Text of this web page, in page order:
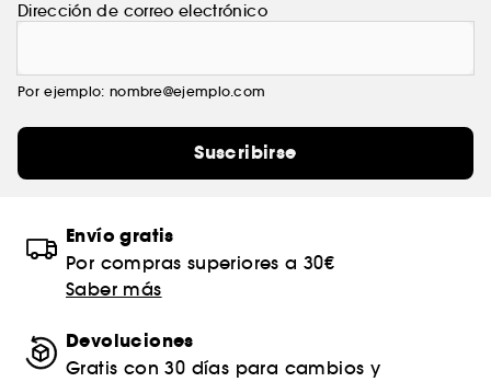
Dirección de correo electrónico
Por ejemplo: nombre@ejemplo.com
Suscribirse
Envío gratis
Por compras superiores a 30€
Saber más
Devoluciones
Gratis con 30 días para cambios y